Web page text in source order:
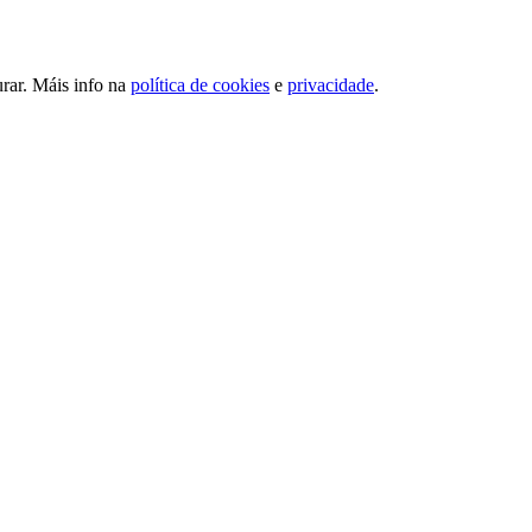
Máis info na política de cookies e privacidade.